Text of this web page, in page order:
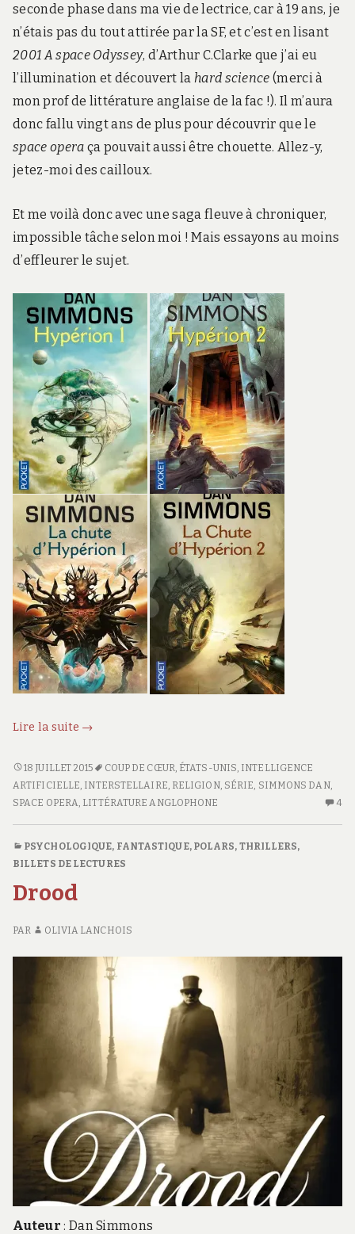
seconde phase dans ma vie de lectrice, car à 19 ans, je
n’étais pas du tout attirée par la SF, et c’est en lisant
2001 A space Odyssey, d’Arthur C.Clarke que j’ai eu
l’illumination et découvert la hard science (merci à
mon prof de littérature anglaise de la fac !). Il m’aura
donc fallu vingt ans de plus pour découvrir que le
space opera ça pouvait aussi être chouette. Allez-y,
jetez-moi des cailloux.
Et me voilà donc avec une saga fleuve à chroniquer,
impossible tâche selon moi ! Mais essayons au moins
d’effleurer le sujet.
Lire la suite Les
d’Hypérion
→
LES
CANTOS
D’HYPÉRION
18 JUILLET 2015 COUP DE CŒUR, ÉTATS-UNIS, INTELLIGENCE
ARTIFICIELLE, INTERSTELLAIRE, RELIGION, SÉRIE, SIMMONS DAN,
SPACE OPERA, LITTÉRATURE ANGLOPHONE 4
PSYCHOLOGIQUE, FANTASTIQUE, POLARS, THRILLERS,
BILLETS DE LECTURES
Drood
PAR OLIVIA LANCHOIS
Auteur : Dan Simmons